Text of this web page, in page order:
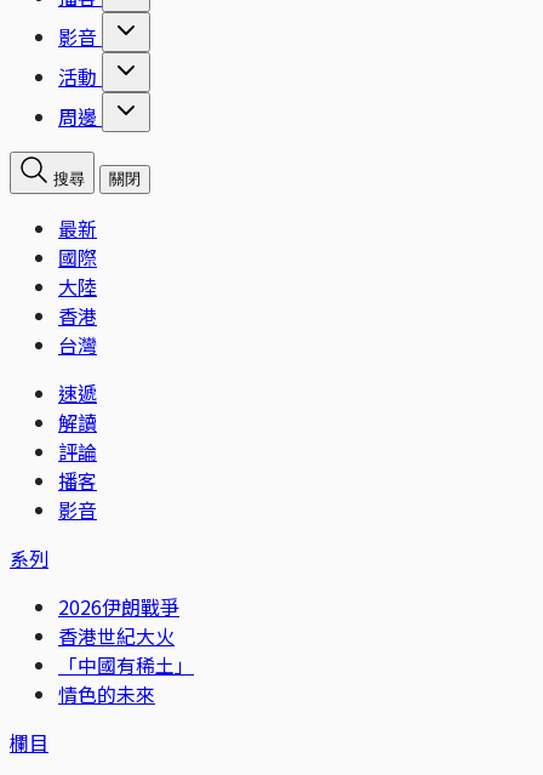
影音
活動
周邊
搜尋 關閉
最新
國際
大陸
香港
台灣
速遞
解讀
評論
播客
影音
系列
2026伊朗戰爭
香港世紀大火
「中國有稀土」
情色的未來
欄目